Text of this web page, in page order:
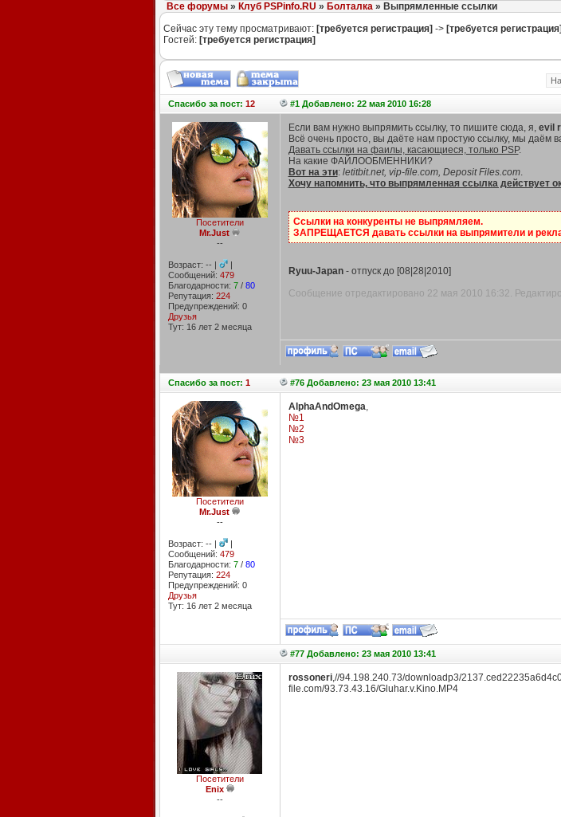
Все форумы» Клуб PSPinfo.RU » Болталка» Выпрямленные ссылки
Сейчас эту тему просматривают: [требуется регистрация] -> [требуется регистрация]
Гостей: [требуется регистрация]
Спасибоза пост: 12 #1 Добавлено: 22 мая 2010 16:28
Посетители
Mr.Just
--
Возраст: -- |
|
Сообщений: 479
Благодарности: 7/ 80
Репутация: 224
Предупреждений: 0
Друзья
Тут: 16 лет 2 месяцa
Если вам нужно выпрямить ссылку, то пишите сюда, я, evil
Всё очень просто, вы даёте нам простую ссылку, мы даём
Давать ссылки на фаилы, касающиеся, только PSP.
На какие ФАЙЛООБМЕННИКИ?
Вот на эти:letitbit.net, vip-file.com, Deposit Files.com.
Хочу напомнить, что выпрямленная ссылка действует
Ссылки на конкуренты не выпрямляем.
ЗАПРЕЩАЕТСЯ давать ссылки на выпрямители и
Ryuu-Japan- отпуск до [08|28|2010]
Сообщение отредактировано 22 мая 2010 16:32.
Спасибоза пост: 1 #76 Добавлено: 23 мая 2010 13:41
Посетители
Mr.Just
--
Возраст: -- |
|
Сообщений: 479
Благодарности: 7/ 80
Репутация: 224
Предупреждений: 0
Друзья
Тут: 16 лет 2 месяцa
AlphaAndOmega,
№1
№2
№3
#77 Добавлено: 23 мая 2010 13:41
Посетители
Enix
--
rossoneri,//94.198.240.73/downloadp3/
file.com/93.73.43.16/Gluhar.v.Kino.MP4